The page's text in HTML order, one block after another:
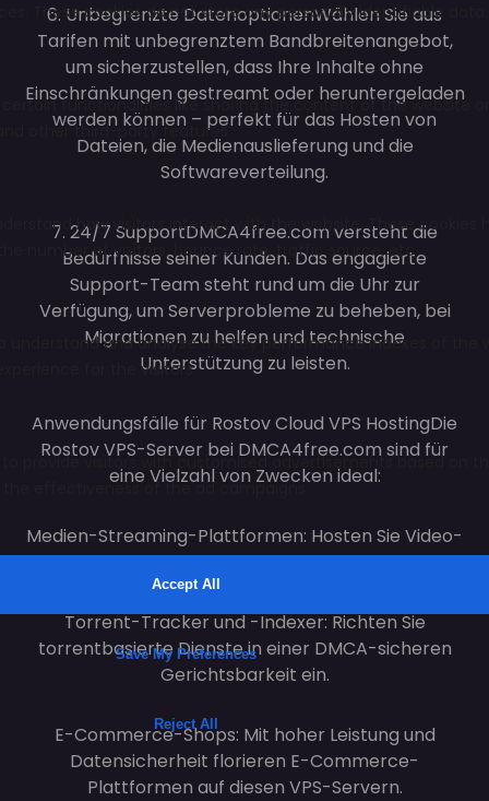
6. Unbegrenzte DatenoptionenWählen Sie aus
Tarifen mit unbegrenztem Bandbreitenangebot,
um sicherzustellen, dass Ihre Inhalte ohne
Einschränkungen gestreamt oder heruntergeladen
werden können – perfekt für das Hosten von
Dateien, die Medienauslieferung und die
Softwareverteilung.
7. 24/7 SupportDMCA4free.com versteht die
Bedürfnisse seiner Kunden. Das engagierte
Support-Team steht rund um die Uhr zur
Verfügung, um Serverprobleme zu beheben, bei
Migrationen zu helfen und technische
Unterstützung zu leisten.
Anwendungsfälle für Rostov Cloud VPS HostingDie
Rostov VPS-Server bei DMCA4free.com sind für
eine Vielzahl von Zwecken ideal:
Medien-Streaming-Plattformen: Hosten Sie Video-
oder Audioinhalte ohne Angst vor Entfernung.
Torrent-Tracker und -Indexer: Richten Sie
torrentbasierte Dienste in einer DMCA-sicheren
Gerichtsbarkeit ein.
E-Commerce-Shops: Mit hoher Leistung und
Datensicherheit florieren E-Commerce-
Plattformen auf diesen VPS-Servern.